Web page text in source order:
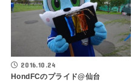
2016.10.24
HondFCのプライド@仙台